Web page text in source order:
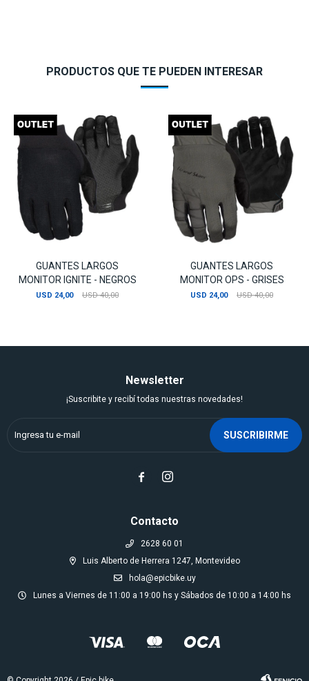
PRODUCTOS QUE TE PUEDEN INTERESAR
GUANTES LARGOS
MONITOR IGNITE - NEGROS
USD 24,00 USD 40,00
GUANTES LARGOS
MONITOR OPS - GRISES
USD 24,00 USD 40,00
Contacto
2628 60 01
Luis Alberto de Herrera 1247, Montevideo
hola@epicbike.uy
Lunes a Viernes de 11:00 a 19:00 hs y Sábados de 10:00 a 14:00 hs
Newsletter
¡Suscribite y recibí todas nuestras novedades!
SUSCRIBIRME
 